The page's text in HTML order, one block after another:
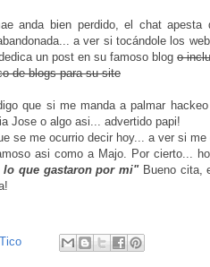
anda bien perdido, el chat
a ver si tocándole los
un post en su famoso blogo
de blogs para su site
que si me manda a palmar
Jose o algo asi... advertido papi!
se me ocurrio decir hoy... a ver si
asi como a Majo. Por cierto...
que gastaron por mi" Bueno cita,